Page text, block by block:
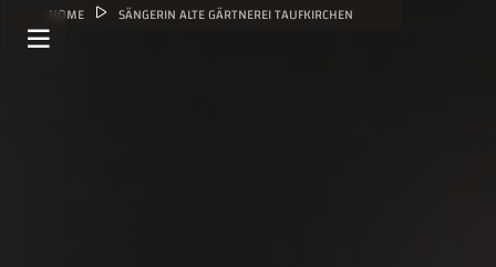
HOME SÄNGERIN ALTE GÄRTNEREI TAUFKIRCHEN